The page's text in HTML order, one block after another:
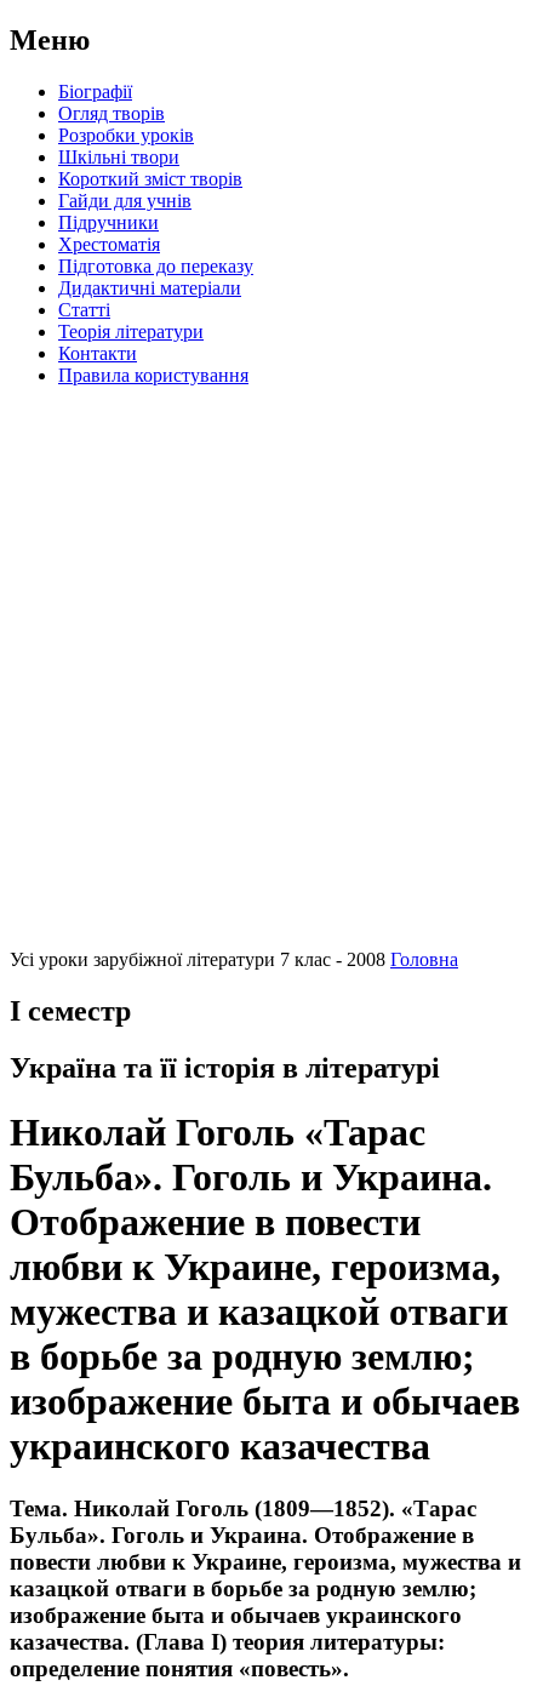
Меню
Біографії
Огляд творів
Розробки уроків
Шкільні твори
Короткий зміст творів
Гайди для учнів
Підручники
Хрестоматія
Підготовка до переказу
Дидактичні матеріали
Статті
Теорія літератури
Контакти
Правила користування
Усі уроки зарубіжної літератури 7 клас - 2008 Головна
I семестр
Україна та її історія в літературі
Николай Гоголь «Тарас
Бульба». Гоголь и Украина.
Отображение в повести
любви к Украине, героизма,
мужества и казацкой отваги
в борьбе за родную землю;
изображение быта и обычаев
украинского казачества
Тема. Николай Гоголь (1809—1852). «Тарас
Бульба». Гоголь и Украина. Отображение в
повести любви к Украине, героизма, мужества и
казацкой отваги в борьбе за родную землю;
изображение быта и обычаев украинского
казачества. (Глава І) теория литературы:
определение понятия «повесть».